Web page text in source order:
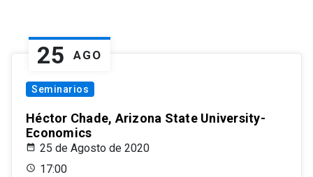
25 AGO
Seminarios
Héctor Chade, Arizona State University-
Economics
25 de Agosto de 2020
17:00